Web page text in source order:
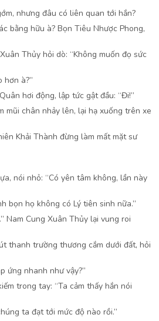
nhưng đâu có liên quan tới hắn?
bằng hữu à? Bọn Tiêu Nhược Phong,
Thủy hỏi dò: “Không muốn đọ sức
hơn à?”
hơi động, lập tức gật đầu: “Đi!”
mũi chân nhảy lên, lại hạ xuống trên xe
Khải Thành đừng làm mất mặt sư
nói nhỏ: “Có yên tâm không, lần này
bọn họ không có Lý tiên sinh nữa.”
Nam Cung Xuân Thủy lại vung roi
thanh trường thương cắm dưới đất, hỏi
ứng nhanh như vậy?”
trong tay: “Ta cảm thấy hắn nói
ta đạt tới mức độ nào rồi.”